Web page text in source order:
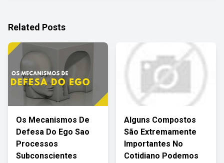
Related Posts
Os Mecanismos De
Defesa Do Ego Sao
Processos
Subconscientes
Alguns Compostos
São Extremamente
Importantes No
Cotidiano Podemos